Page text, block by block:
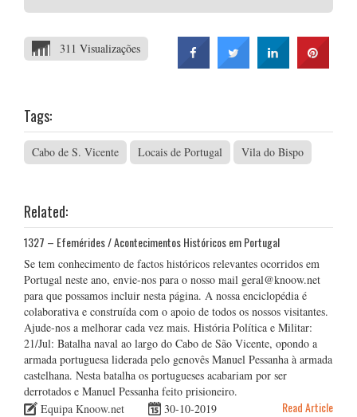
311 Visualizações
Tags:
Cabo de S. Vicente Locais de Portugal Vila do Bispo
Related:
1327 – Efemérides / Acontecimentos Históricos em Portugal
Se tem conhecimento de factos históricos relevantes ocorridos em
Portugal neste ano, envie-nos para o nosso mail geral@knoow.net
para que possamos incluir nesta página. A nossa enciclopédia é
colaborativa e construída com o apoio de todos os nossos visitantes.
Ajude-nos a melhorar cada vez mais. História Política e Militar:
21/Jul: Batalha naval ao largo do Cabo de São Vicente, opondo a
armada portuguesa liderada pelo genovês Manuel Pessanha à armada
castelhana. Nesta batalha os portugueses acabariam por ser
derrotados e Manuel Pessanha feito prisioneiro.
Equipa Knoow.net
30-10-2019 Read Article